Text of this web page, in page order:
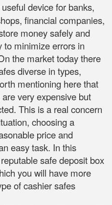
device for banks,
financial companies,
money safely and
to minimize errors in
the market today there
diverse in types,
mentioning here that
very expensive but
This is a real concern
choosing a
price and
easy task. In this
safe deposit box
you will have more
of cashier safes